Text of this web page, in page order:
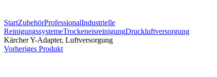
StartZubehörProfessionalIndustrielle
ReinigungssystemeTrockeneisreinigungDruckluftversorgung
Kärcher Y-Adapter, Luftversorgung
Vorheriges Produkt